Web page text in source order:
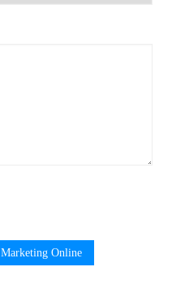
Marketing Online